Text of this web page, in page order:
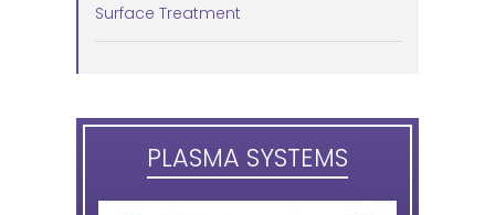
Surface Treatment
PLASMA SYSTEMS